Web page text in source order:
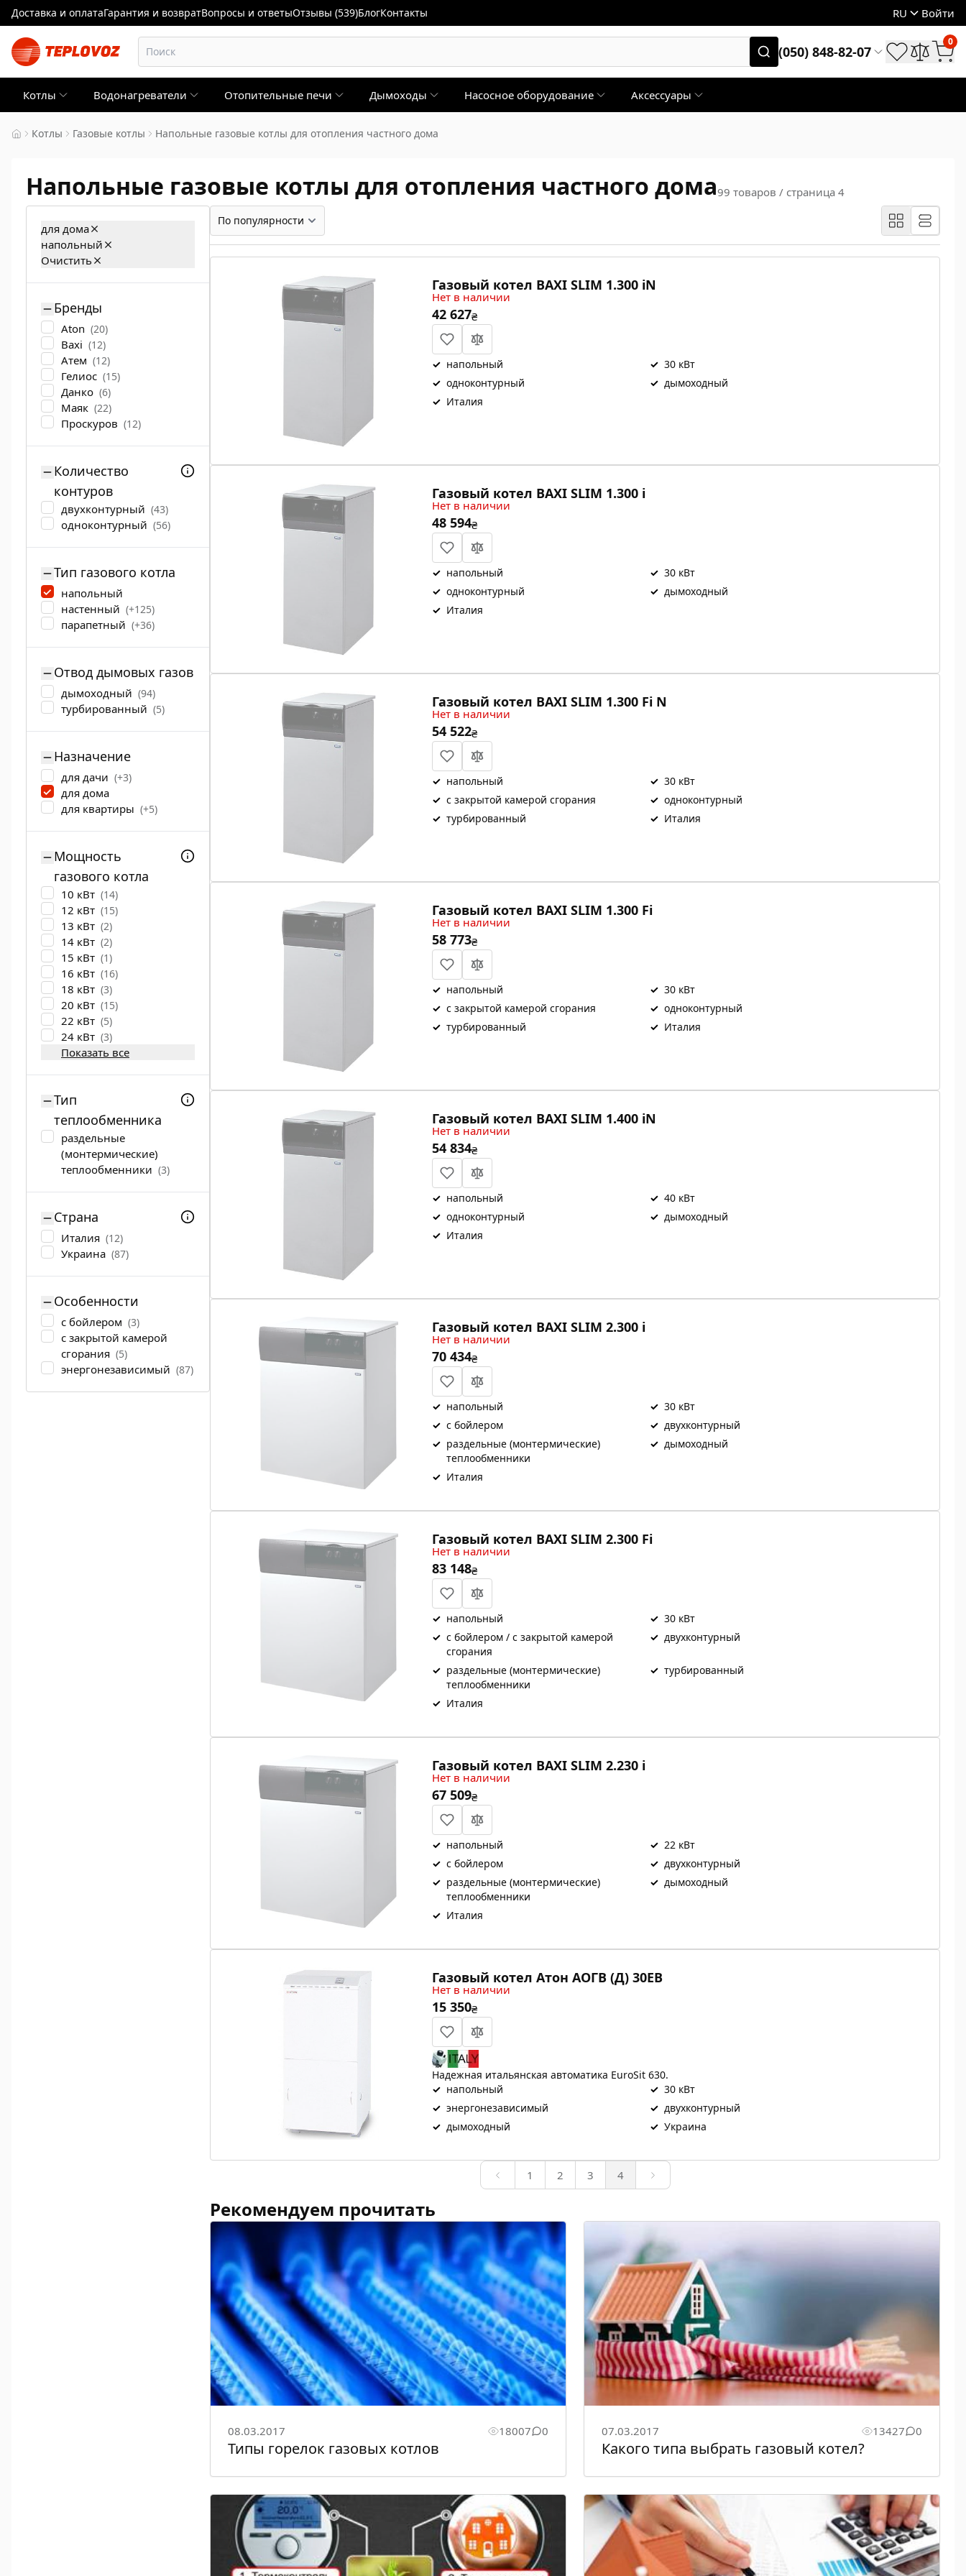
Доставка и оплатаГарантия и возвратВопросы и ответыОтзывы (539)БлогКонтакты RU Войти
(050) 848-82-07
0
Котлы Водонагреватели Отопительные печи Дымоходы Насосное оборудование Аксессуары
Котлы Газовые котлы Напольные газовые котлы для отопления частного дома
Напольные газовые котлы для отопления частного дома99 товаров / страница 4
для дома
напольный
Очистить
Бренды
Aton (20)
Baxi (12)
Атем (12)
Гелиос (15)
Данко (6)
Маяк (22)
Проскуров (12)
Количество
контуров
двухконтурный (43)
одноконтурный (56)
Тип газового котла
напольный
настенный (+125)
парапетный (+36)
Отвод дымовых газов
дымоходный (94)
турбированный (5)
Назначение
для дачи (+3)
для дома
для квартиры (+5)
Мощность
газового котла
10 кВт (14)
12 кВт (15)
13 кВт (2)
14 кВт (2)
15 кВт (1)
16 кВт (16)
18 кВт (3)
20 кВт (15)
22 кВт (5)
24 кВт (3)
Показать все
Тип
теплообменника
раздельные
(монтермические)
теплообменники (3)
Страна
Италия (12)
Украина (87)
Особенности
с бойлером (3)
с закрытой камерой
сгорания (5)
энергонезависимый (87)
Газовый котел BAXI SLIM 1.300 iN
Нет в наличии
42 627₴
✓ напольный ✓ 30 кВт
✓ одноконтурный ✓ дымоходный
✓ Италия
Газовый котел BAXI SLIM 1.300 i
Нет в наличии
48 594₴
✓ напольный ✓ 30 кВт
✓ одноконтурный ✓ дымоходный
✓ Италия
Газовый котел BAXI SLIM 1.300 Fi N
Нет в наличии
54 522₴
✓ напольный ✓ 30 кВт
✓ с закрытой камерой сгорания ✓ одноконтурный
✓ турбированный ✓ Италия
Газовый котел BAXI SLIM 1.300 Fi
Нет в наличии
58 773₴
✓ напольный ✓ 30 кВт
✓ с закрытой камерой сгорания ✓ одноконтурный
✓ турбированный ✓ Италия
Газовый котел BAXI SLIM 1.400 iN
Нет в наличии
54 834₴
✓ напольный ✓ 40 кВт
✓ одноконтурный ✓ дымоходный
✓ Италия
Газовый котел BAXI SLIM 2.300 i
Нет в наличии
70 434₴
✓ напольный ✓ 30 кВт
✓ с бойлером ✓ двухконтурный
✓ раздельные (монтермические)
теплообменники
✓ дымоходный
✓ Италия
Газовый котел BAXI SLIM 2.300 Fi
Нет в наличии
83 148₴
✓ напольный ✓ 30 кВт
✓ с бойлером / с закрытой камерой
сгорания
✓ двухконтурный
✓ раздельные (монтермические)
теплообменники
✓ турбированный
✓ Италия
Газовый котел BAXI SLIM 2.230 i
Нет в наличии
67 509₴
✓ напольный ✓ 22 кВт
✓ с бойлером ✓ двухконтурный
✓ раздельные (монтермические)
теплообменники
✓ дымоходный
✓ Италия
Газовый котел Атон АОГВ (Д) 30ЕВ
Нет в наличии
15 350₴
Надежная итальянская автоматика EuroSit 630.
✓ напольный ✓ 30 кВт
✓ энергонезависимый ✓ двухконтурный
✓ дымоходный ✓ Украина
1 2 3 4
Рекомендуем прочитать
08.03.2017 18007 0
Типы горелок газовых котлов
07.03.2017 13427 0
Какого типа выбрать газовый котел?